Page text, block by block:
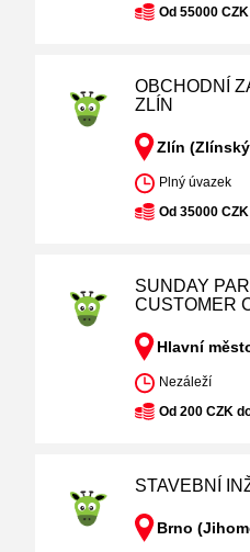
Od 55000
OBCHODNÍ
ZLÍN
Zlín
Plný úvazek
Od 35000
SUNDAY
CUSTOMER
Hlavní
Nezáleží
Od 200 CZK
STAVEBNÍ
Brno